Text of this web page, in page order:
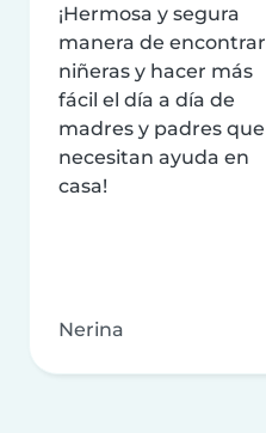
¡Hermosa y segura
manera de encontrar
niñeras y hacer más
fácil el día a día de
madres y padres que
necesitan ayuda en
casa!
Nerina